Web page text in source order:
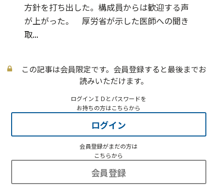
方針を打ち出した。構成員からは歓迎する声
が上がった。 厚労省が示した医師への聞き
取...
この記事は会員限定です。会員登録すると最後までお
読みいただけます。
ログインＩＤとパスワードを
お持ちの方はこちらから
ログイン
会員登録がまだの方は
こちらから
会員登録